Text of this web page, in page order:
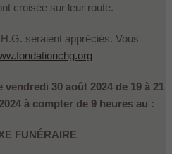
croisée sur leur route.
seraient appréciés. Vous
30 août 2024 de 19 à 21
à compter de 9 heures au :
FUNÉRAIRE